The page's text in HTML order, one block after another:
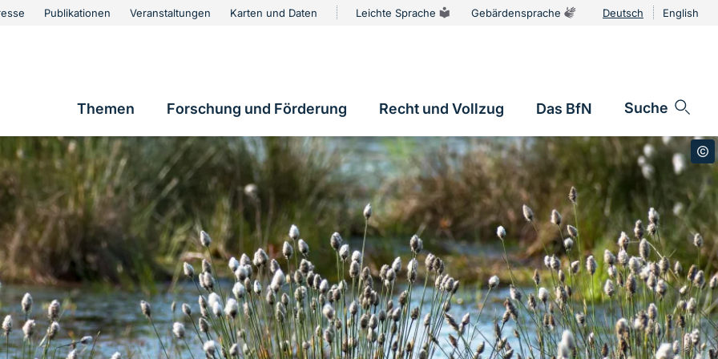
Publikationen Veranstaltungen Karten und Daten Leichte Sprache Gebärdensprache Deutsch English
Hauptnavigation
Themen Forschung und Förderung Recht und Vollzug Das BfN Suche